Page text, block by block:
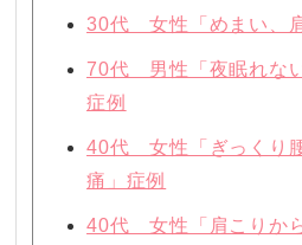
30代 女性「めまい、
70代 男性「夜眠れな
症例
40代 女性「ぎっくり
痛」症例
40代 女性「肩こりか